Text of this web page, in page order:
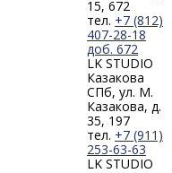
15, 672
тел. +7 (812)
407-28-18
доб. 672
LK STUDIO
Казакова
СПб, ул. М.
Казакова, д.
35, 197
тел. +7 (911)
253-63-63
LK STUDIO